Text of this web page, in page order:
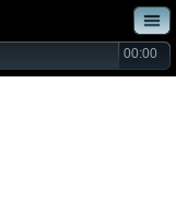
00:00